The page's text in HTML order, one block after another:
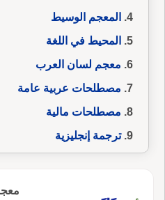
المعجم الوسيط
المحيط في اللغة
معجم لسان العرب
مصطلحات عربية عامة
مصطلحات مالية
ترجمة إنجليزية